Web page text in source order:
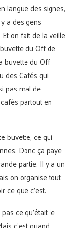
langue des signes,
a des gens
on fait de la veille
du Off de
buvette du Off
des Cafés qui
pas mal de
partout en
buvette, ce qui
Donc ça paye
partie. Il y a un
on organise tout
ce que c’est.
ce qu’était le